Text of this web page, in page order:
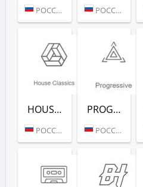
РОССИЯ (МОСКВА) РОССИЯ (МОСКВА)
HOUSE CLASSICS (РАДИО РЕКОРД)
РОССИЯ (МОСКВА)
PROGRESSIVE (РАДИО РЕКОРД)
РОССИЯ (МОСКВА)